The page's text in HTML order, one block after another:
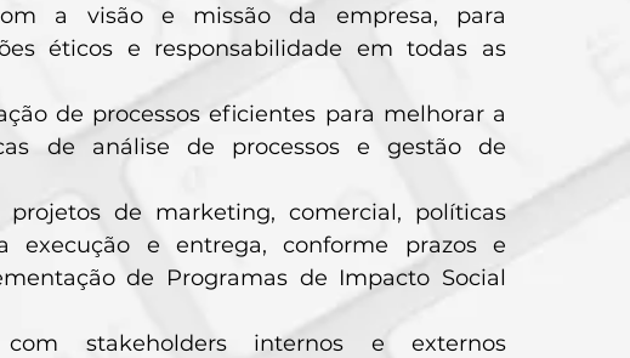
a visão e missão da empresa, para
éticos e responsabilidade em todas as
de processos eficientes para melhorar a
de análise de processos e gestão de
de marketing, comercial, políticas
execução e entrega, conforme prazos e
de Programas de Impacto Social
stakeholders internos e externos